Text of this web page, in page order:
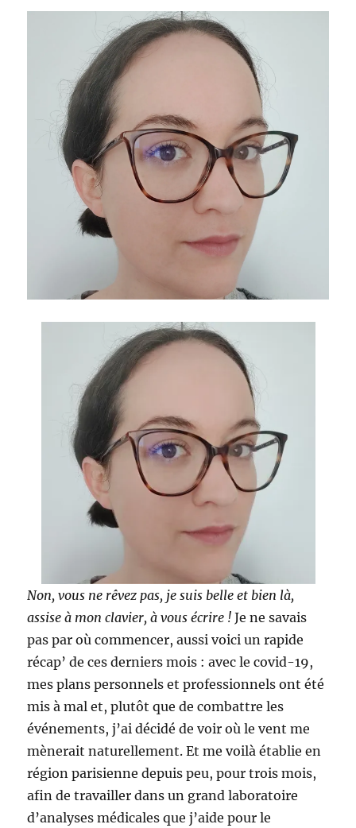
Non, vous ne rêvez pas, je suis belle et bien là,
assise à mon clavier, à vous écrire ! Je ne savais
pas par où commencer, aussi voici un rapide
récap’ de ces derniers mois : avec le covid-19,
mes plans personnels et professionnels ont été
mis à mal et, plutôt que de combattre les
événements, j’ai décidé de voir où le vent me
mènerait naturellement. Et me voilà établie en
région parisienne depuis peu, pour trois mois,
afin de travailler dans un grand laboratoire
d’analyses médicales que j’aide pour le